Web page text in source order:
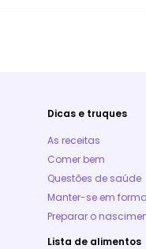
Dicas e truques
As receitas
Comer bem
Questões de saúde
Manter-se em forma
Preparar o
Lista de alimentos